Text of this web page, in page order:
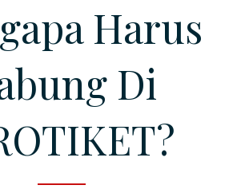
Harus
Di